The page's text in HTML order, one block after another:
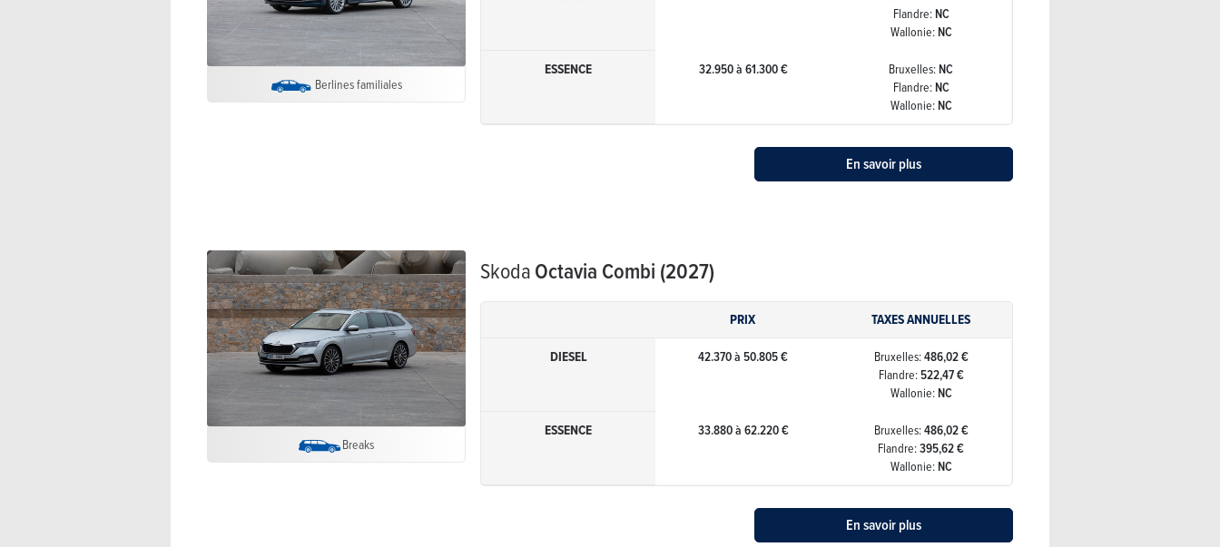
Berlines familiales
Flandre:NC
Wallonie:NC
ESSENCE 32.950 à 61.300 € Bruxelles:NC
Flandre:NC
Wallonie:NC
En savoir plus
Breaks
SkodaOctavia Combi (2027)
PRIX
TAXES ANNUELLES
DIESEL
42.370 à 50.805 € Bruxelles:486,02 €
Flandre:522,47 €
Wallonie:NC
ESSENCE 33.880 à 62.220 € Bruxelles:486,02 €
Flandre:395,62 €
Wallonie:NC
En savoir plus